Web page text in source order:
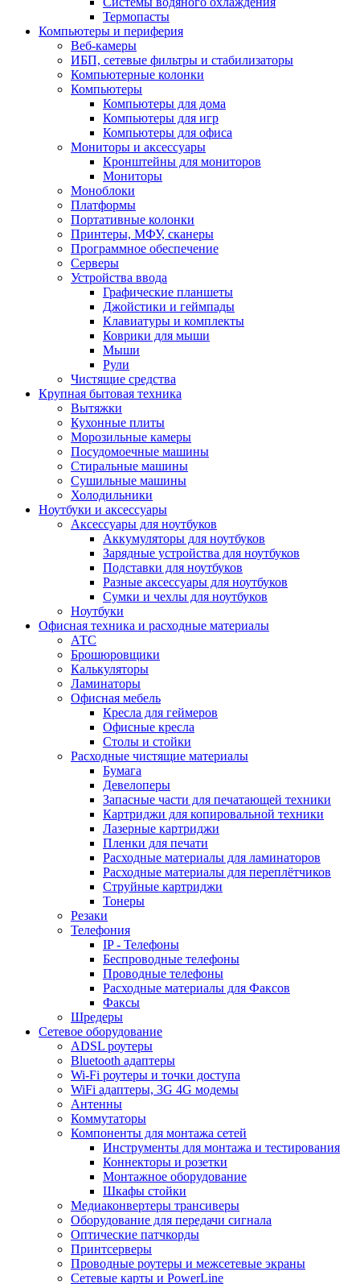
Термопасты
Компьютеры и периферия
Веб-камеры
ИБП, сетевые фильтры и стабилизаторы
Компьютерные колонки
Компьютеры
Компьютеры для дома
Компьютеры для игр
Компьютеры для офиса
Мониторы и аксессуары
Кронштейны для мониторов
Мониторы
Моноблоки
Платформы
Портативные колонки
Принтеры, МФУ, сканеры
Программное обеспечение
Серверы
Устройства ввода
Графические планшеты
Джойстики и геймпады
Клавиатуры и комплекты
Коврики для мыши
Мыши
Рули
Чистящие средства
Крупная бытовая техника
Вытяжки
Кухонные плиты
Морозильные камеры
Посудомоечные машины
Стиральные машины
Сушильные машины
Холодильники
Ноутбуки и аксессуары
Аксессуары для ноутбуков
Аккумуляторы для ноутбуков
Зарядные устройства для ноутбуков
Подставки для ноутбуков
Разные аксессуары для ноутбуков
Сумки и чехлы для ноутбуков
Ноутбуки
Офисная техника и расходные материалы
АТС
Брошюровщики
Калькуляторы
Ламинаторы
Офисная мебель
Кресла для геймеров
Офисные кресла
Столы и стойки
Расходные чистящие материалы
Бумага
Девелоперы
Запасные части для печатающей техники
Картриджи для копировальной техники
Лазерные картриджи
Пленки для печати
Расходные материалы для ламинаторов
Расходные материалы для переплётчиков
Струйные картриджи
Тонеры
Резаки
Телефония
IP - Телефоны
Беспроводные телефоны
Проводные телефоны
Расходные материалы для Факсов
Факсы
Шредеры
Сетевое оборудование
ADSL роутеры
Bluetooth адаптеры
Wi-Fi роутеры и точки доступа
WiFi адаптеры, 3G 4G модемы
Антенны
Коммутаторы
Компоненты для монтажа сетей
Инструменты для монтажа и тестирования
Коннекторы и розетки
Монтажное оборудование
Шкафы стойки
Медиаконвертеры трансиверы
Оборудование для передачи сигнала
Оптические патчкорды
Принтсерверы
Проводные роутеры и межсетевые экраны
Сетевые карты и PowerLine